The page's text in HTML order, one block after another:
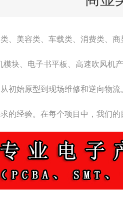
、美容类、车载类、消费类、
块、电子书平板、高速吹风机
初始原型到现场维修和逆向物
的经验。在每个项目中，我们